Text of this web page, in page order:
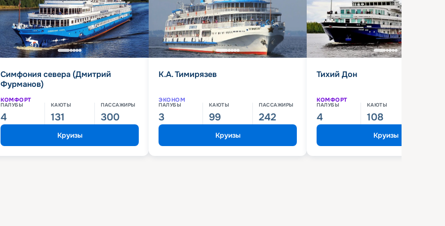
Симфония севера (Дмитрий
Фурманов)
КОМФОРТ
ПАЛУБЫ
4
КАЮТЫ
131
ПАССАЖИРЫ
300
Круизы
К.А. Тимирязев
ЭКОНОМ
ПАЛУБЫ
3
КАЮТЫ
99
ПАССАЖИРЫ
242
Круизы
Тихий Дон
КОМФОРТ
ПАЛУБЫ
4
КАЮТЫ
108
Круизы